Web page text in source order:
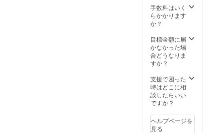
手数料はいく
らかかります
か？
目標金額に届
かなかった場
合どうなりま
すか？
支援で困った
時はどこに相
談したらいい
ですか？
ヘルプページを
見る